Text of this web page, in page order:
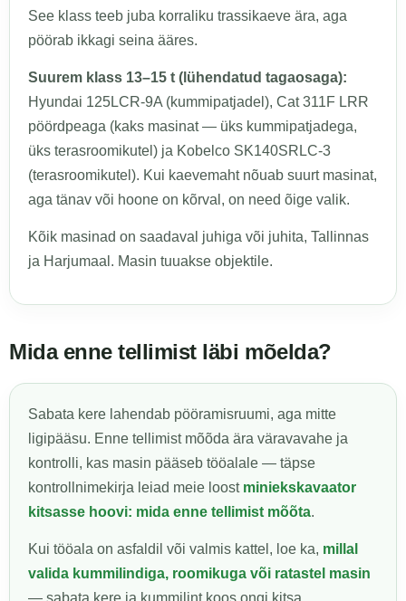
See klass teeb juba korraliku trassikaeve ära, aga
pöörab ikkagi seina ääres.
Suurem klass 13–15 t (lühendatud tagaosaga):
Hyundai 125LCR-9A (kummipatjadel), Cat 311F LRR
pöördpeaga (kaks masinat — üks kummipatjadega,
üks terasroomikutel) ja Kobelco SK140SRLC-3
(terasroomikutel). Kui kaevemaht nõuab suurt masinat,
aga tänav või hoone on kõrval, on need õige valik.
Kõik masinad on saadaval juhiga või juhita, Tallinnas
ja Harjumaal. Masin tuuakse objektile.
Mida enne tellimist läbi mõelda?
Sabata kere lahendab pööramisruumi, aga mitte
ligipääsu. Enne tellimist mõõda ära väravavahe ja
kontrolli, kas masin pääseb tööalale — täpse
kontrollnimekirja leiad meie loost miniekskavaator
kitsasse hoovi: mida enne tellimist mõõta.
Kui tööala on asfaldil või valmis kattel, loe ka, millal
valida kummilindiga, roomikuga või ratastel masin
— sabata kere ja kummilint koos ongi kitsa